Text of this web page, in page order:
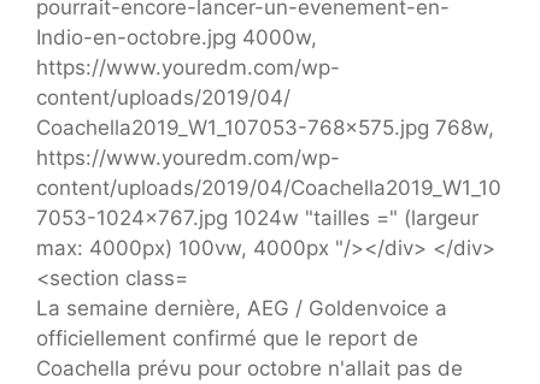
La semaine dernière, AEG / Goldenvoice a
officiellement confirmé que le report de
Coachella prévu pour octobre n'allait pas de